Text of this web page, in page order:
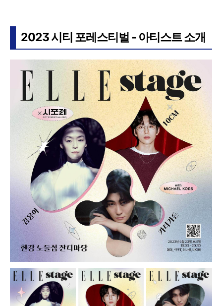
2023 시티 포레스티벌 - 아티스트 소개